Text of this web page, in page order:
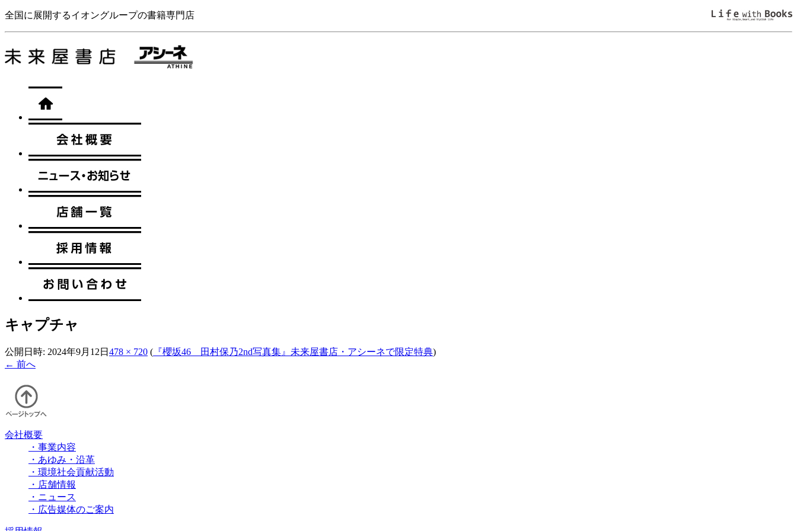
全国に展開するイオングループの書籍専門店
キャプチャ
公開日時: 2024年9月12日 478 × 720 ( 『櫻坂46 田村保乃2nd写真集』未来屋書店・アシーネで限定特典)
← 前へ
会社概要
・事業内容
・あゆみ・沿革
・環境社会貢献活動
・店舗情報
・ニュース
・広告媒体のご案内